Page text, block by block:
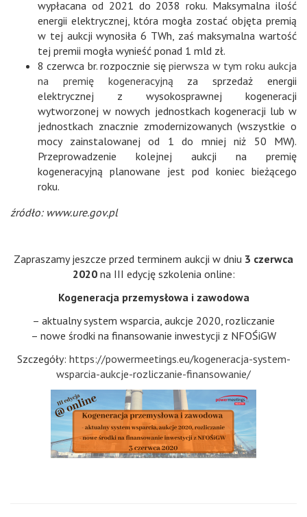
wypłacana od 2021 do 2038 roku. Maksymalna ilość
energii elektrycznej, która mogła zostać objęta premią
w tej aukcji wynosiła 6 TWh, zaś maksymalna wartość
tej premii mogła wynieść ponad 1 mld zł.
8 czerwca br. rozpocznie siępierwsza w tym roku aukcja
na premię kogeneracyjną za sprzedaż energii
elektrycznej z wysokosprawnej kogeneracji
wytworzonej w nowych jednostkach kogeneracji lub w
jednostkach znacznie zmodernizowanych (wszystkie o
mocy zainstalowanej od 1 do mniej niż 50 MW).
Przeprowadzenie kolejnej aukcji na premię
kogeneracyjną planowane jest pod koniec bieżącego
roku.
źródło: www.ure.gov.pl
Zapraszamy jeszcze przed terminem aukcji w dniu 3 czerwca
2020na III edycję szkolenia online:
Kogeneracja przemysłowa i zawodowa
– aktualny system wsparcia, aukcje 2020, rozliczanie
– nowe środki na finansowanie inwestycji z NFOŚiGW
Szczegóły: https://powermeetings.eu/kogeneracja-system-
wsparcia-aukcje-rozliczanie-finansowanie/